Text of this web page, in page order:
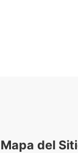
Mapa del